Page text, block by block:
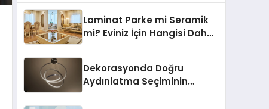
Laminat Parke mi Seramik
mi? Eviniz İçin Hangisi Daha
Dekorasyonda Doğru
Aydınlatma Seçiminin